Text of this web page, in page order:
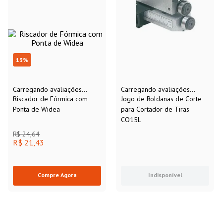
13%
Carregando avaliações...
Riscador de Fórmica com
Ponta de Widea
R$ 24,64
R$ 21,43
Compre Agora
Carregando avaliações...
Jogo de Roldanas de Corte
para Cortador de Tiras
CO15L
Indisponível